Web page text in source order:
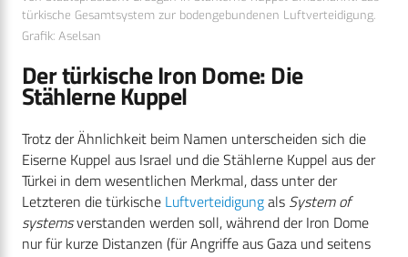
türkische Gesamtsystem zur bodengebundenen Luftverteidigung.
Grafik: Aselsan
Der türkische Iron Dome: Die
Stählerne Kuppel
Trotz der Ähnlichkeit beim Namen unterscheiden sich die
Eiserne Kuppel aus Israel und die Stählerne Kuppel aus der
Türkei in dem wesentlichen Merkmal, dass unter der
Letzteren die türkische Luftverteidigungals System of
systemsverstanden werden soll, während der Iron Dome
nur für kurze Distanzen (für Angriffe aus Gaza und seitens